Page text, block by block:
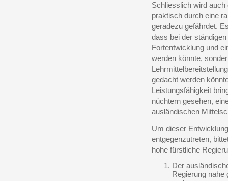
Schliesslich wird
praktisch durch eine
geradezu gefährdet.
dass bei der
Fortentwicklung und
werden könnte,
gedacht werden
Leistungsfähigkeit
nüchtern gesehen,
ausländischen
Um dieser
entgegenzutreten,
hohe fürstliche
Der
Regierung nahe